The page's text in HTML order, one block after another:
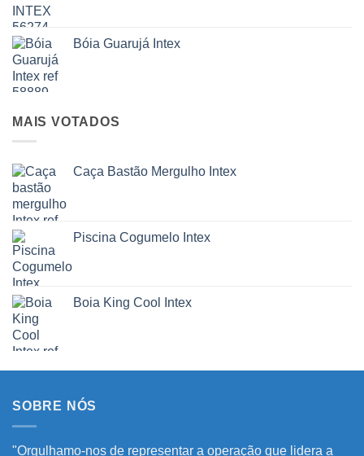
Bóia Guarujá Intex
MAIS VOTADOS
Caça Bastão Mergulho Intex
Piscina Cogumelo Intex
Boia King Cool Intex
SOBRE NÓS
"Orgulhamo-nos de representar a operação que lidera a